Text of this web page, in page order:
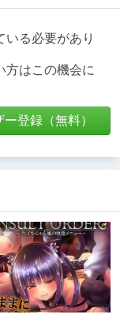
いる必要があり
方はこの機会に
登録（無料）